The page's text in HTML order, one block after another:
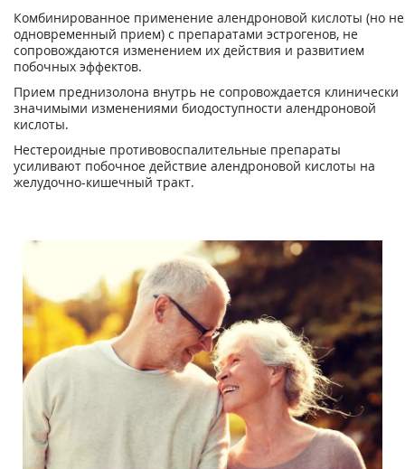
Комбинированное применение алендроновой кислоты (но не
одновременный прием) с препаратами эстрогенов, не
сопровождаются изменением их действия и развитием
побочных эффектов.
Прием преднизолона внутрь не сопровождается клинически
значимыми изменениями биодоступности алендроновой
кислоты.
Нестероидные противовоспалительные препараты
усиливают побочное действие алендроновой кислоты на
желудочно-кишечный тракт.